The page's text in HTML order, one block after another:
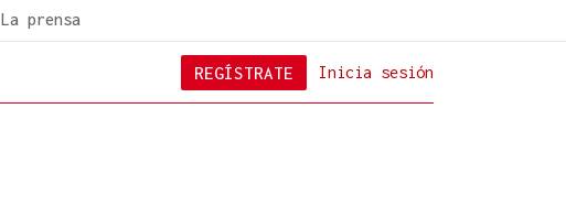
La prensa
Inicia sesión
REGÍSTRATE